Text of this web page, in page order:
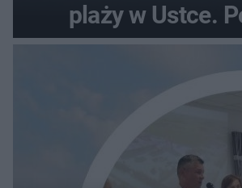
plaży w Ustce.
musiała zamknąć
wybrzeża